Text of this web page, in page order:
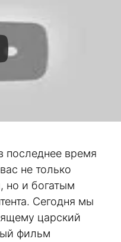
последнее время
не только
но и богатым
Сегодня мы
царский
фильм